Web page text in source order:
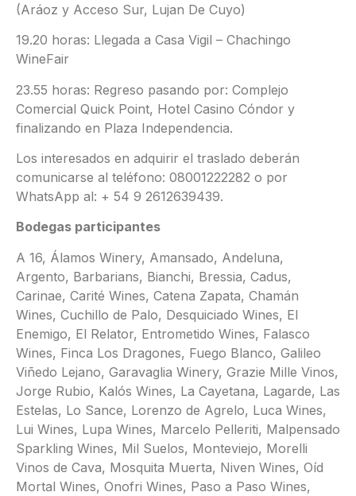
(Aráoz y Acceso Sur, Lujan De Cuyo)
19.20 horas: Llegada a Casa Vigil – Chachingo
WineFair
23.55 horas: Regreso pasando por: Complejo
Comercial Quick Point, Hotel Casino Cóndor y
finalizando en Plaza Independencia.
Los interesados en adquirir el traslado deberán
comunicarse al teléfono: 08001222282 o por
WhatsApp al: + 54 9 2612639439.
Bodegas participantes
A 16, Álamos Winery, Amansado, Andeluna,
Argento, Barbarians, Bianchi, Bressia, Cadus,
Carinae, Carité Wines, Catena Zapata, Chamán
Wines, Cuchillo de Palo, Desquiciado Wines, El
Enemigo, El Relator, Entrometido Wines, Falasco
Wines, Finca Los Dragones, Fuego Blanco, Galileo
Viñedo Lejano, Garavaglia Winery, Grazie Mille Vinos,
Jorge Rubio, Kalós Wines, La Cayetana, Lagarde, Las
Estelas, Lo Sance, Lorenzo de Agrelo, Luca Wines,
Lui Wines, Lupa Wines, Marcelo Pelleriti, Malpensado
Sparkling Wines, Mil Suelos, Monteviejo, Morelli
Vinos de Cava, Mosquita Muerta, Niven Wines, Oíd
Mortal Wines, Onofri Wines, Paso a Paso Wines,